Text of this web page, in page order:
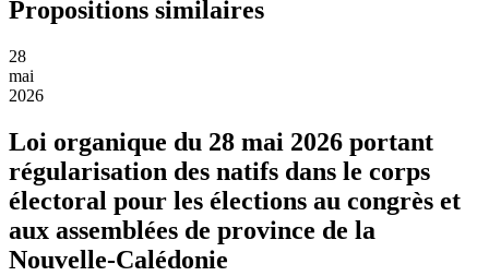
Propositions similaires
28
mai
2026
Loi organique du 28 mai 2026 portant
régularisation des natifs dans le corps
électoral pour les élections au congrès et
aux assemblées de province de la
Nouvelle-Calédonie